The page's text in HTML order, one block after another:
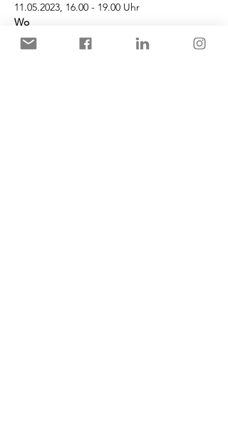
11.05.2023, 16.00 - 19.00 Uhr
Wo
Hamburger Office von M.M. Warburg